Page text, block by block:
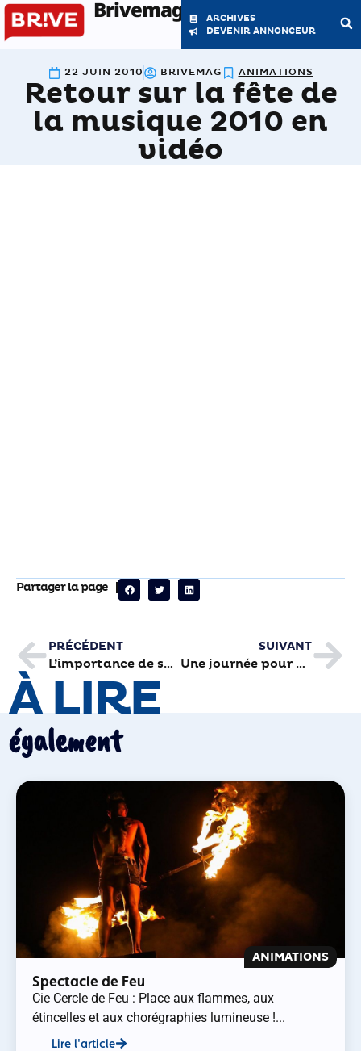
Brivemag'
ARCHIVES
DEVENIR ANNONCEUR
22 JUIN 2010 BRIVEMAG ANIMATIONS
Retour sur la fête de
la musique 2010 en
vidéo
Partager la page
PRÉCÉDENT
L’importance de se déterminer sur le don d’organes
SUIVANT
Une journée pour découvrir les enseignements du conservatoire
À LIRE
également
ANIMATIONS
Spectacle de Feu
Cie Cercle de Feu : Place aux flammes, aux
étincelles et aux chorégraphies lumineuse !...
Lire l'article